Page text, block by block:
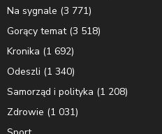
Na sygnale (3 771)
Gorący temat(3 518)
Kronika (1 692)
Odeszli (1 340)
Samorząd i polityka (1 208)
Zdrowie (1 031)